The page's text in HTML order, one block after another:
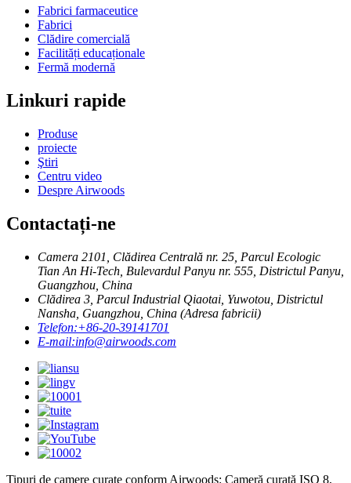
Fabrici farmaceutice
Fabrici
Clădire comercială
Facilități educaționale
Fermă modernă
Linkuri rapide
Produse
proiecte
Ştiri
Centru video
Despre Airwoods
Contactați-ne
Camera 2101, Clădirea Centrală nr. 25, Parcul Ecologic
Tian An Hi-Tech, Bulevardul Panyu nr. 555, Districtul Panyu,
Guangzhou, China
Clădirea 3, Parcul Industrial Qiaotai, Yuwotou, Districtul
Nansha, Guangzhou, China (Adresa fabricii)
Telefon:+86-20-39141701
E-mail:info@airwoods.com
Tipuri de camere curate conform Airwoods: Cameră curată ISO 8,